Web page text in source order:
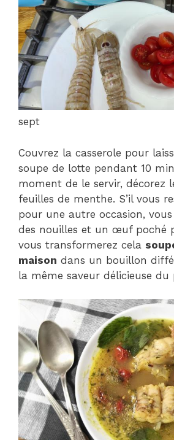
sept
Couvrez la casserole pour
soupe de lotte pendant 10
moment de le servir, décorez
feuilles de menthe. S’il vous
pour une autre occasion,
des nouilles et un œuf poché
vous transformerez cela
maison dans un bouillon
la même saveur délicieuse du